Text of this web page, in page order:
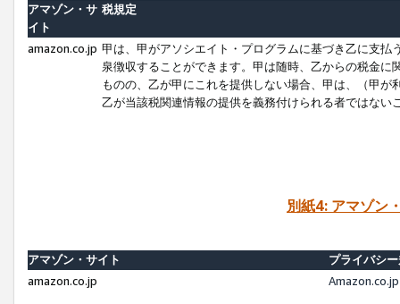
アマゾン・サ
イト
税規定
amazon.co.jp 甲は、甲がアソシエイト・プログラムに基づき乙に支
泉徴収することができます。甲は随時、乙からの税金
ものの、乙が甲にこれを提供しない場合、甲は、（甲
乙が当該税関連情報の提供を義務付けられる者ではな
別紙4: アマゾン
アマゾン・サイト
プライバシ
amazon.co.jp